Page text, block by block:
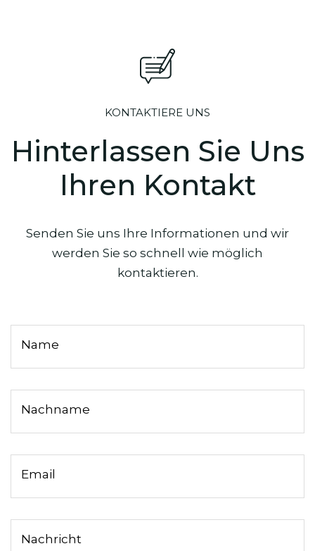
KONTAKTIERE UNS
Hinterlassen Sie Uns
Ihren Kontakt
Senden Sie uns Ihre Informationen und wir
werden Sie so schnell wie möglich
kontaktieren.
Name
Nachname
Email
Nachricht